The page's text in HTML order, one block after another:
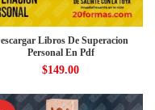
Libros De Superacion
Personal En Pdf
$149.00